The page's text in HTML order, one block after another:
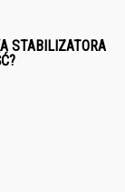
STABILIZATORA